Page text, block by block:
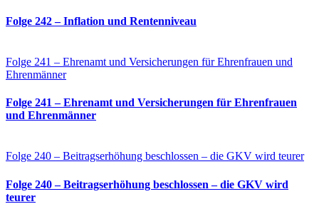
Folge 242 – Inflation und Rentenniveau
Folge 241 – Ehrenamt und Versicherungen für Ehrenfrauen und
Ehrenmänner
Folge 241 – Ehrenamt und Versicherungen für Ehrenfrauen
und Ehrenmänner
Folge 240 – Beitragserhöhung beschlossen – die GKV wird teurer
Folge 240 – Beitragserhöhung beschlossen – die GKV wird
teurer